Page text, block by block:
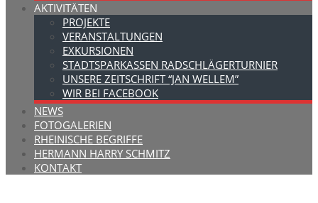
AKTIVITÄTEN
PROJEKTE
VERANSTALTUNGEN
EXKURSIONEN
STADTSPARKASSEN RADSCHLÄGERTURNIER
UNSERE ZEITSCHRIFT “JAN WELLEM”
WIR BEI FACEBOOK
NEWS
FOTOGALERIEN
RHEINISCHE BEGRIFFE
HERMANN HARRY SCHMITZ
KONTAKT